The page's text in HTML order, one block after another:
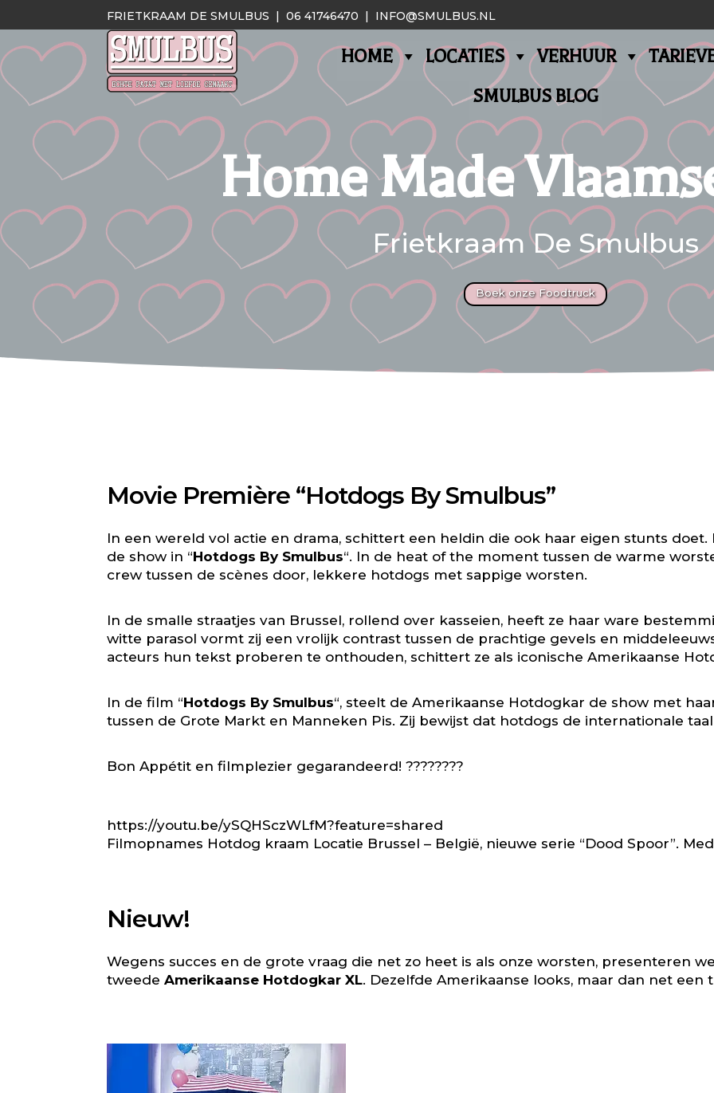
FRIETKRAAM DE SMULBUS |06 41746470 | INFO@SMULBUS.NL
HOME LOCATIES VERHUUR
SMULBUS BLOG
Home Made
Frietkraam De Smulbus
Boek onze Foodtruck
Movie Première “Hotdogs By Smulbus”
In een wereld vol actie en drama, schittert een heldin die ook haar eigen stunts
de show in “Hotdogs By Smulbus“. In de heat of the moment tussen de warme
crew tussen de scènes door, lekkere hotdogs met sappige worsten.
In de smalle straatjes van Brussel, rollend over kasseien, heeft ze haar ware
witte parasol vormt zij een vrolijk contrast tussen de prachtige gevels en
acteurs hun tekst proberen te onthouden, schittert ze als iconische Amerikaanse
In de film “Hotdogs By Smulbus“, steelt de Amerikaanse Hotdogkar de show met
tussen de Grote Markt en Manneken Pis. Zij bewijst dat hotdogs de internationale
Bon Appétit en filmplezier gegarandeerd! ????????
https://youtu.be/ySQHSczWLfM?feature=shared
Filmopnames Hotdog kraam Locatie Brussel – België, nieuwe serie “Dood Spoor”.
Nieuw!
Wegens succes en de grote vraag die net zo heet is als onze worsten, presenteren
tweedeAmerikaanse Hotdogkar XL. Dezelfde Amerikaanse looks, maar dan net